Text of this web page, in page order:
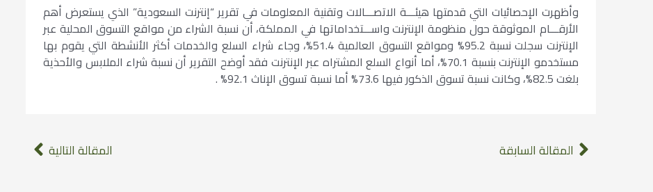
وأظهرت الإحصائيات التي قدمتها هيئـــة الاتصـــالات وتقنية المعلومات في تقرير “إنترنت السعودية” الذي يستعرض أهم
الأرقـــام الموثوقة حول منظومة الإنترنت واســـتخداماتها في المملكة، أن نسبة الشراء من مواقع التسوق المحلية عبر
الإنترنت سجلت نسبة 95.2% ومواقع التسوق العالمية 51.4%، وجاء شراء السلع والخدمات أكثر الأنشطة التي يقوم بها
مستخدمو الإنترنت بنسبة 70.1%، أما أنواع السلع المشتراه عبر الإنترنت فقد أوضح التقرير أن نسبة شراء الملابس والأحذية
بلغت 82.5%، وكانت نسبة تسوق الذكور فيها 73.6% أما نسبة تسوق الإناث 92.1% .
المقالة السابقة المقالة التالية